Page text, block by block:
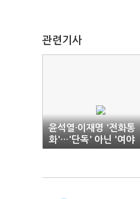
관련기사
윤석열·이재명 '전화통
화'…'단독' 아닌 '여야
대표' 회담(종합)